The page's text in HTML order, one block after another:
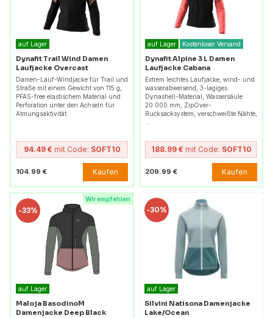
auf Lager
Dynafit Trail Wind Damen
Laufjacke Overcast
Damen-Lauf-Windjacke für Trail und
Straße mit einem Gewicht von 115 g,
PFAS-free elastischem Material und
Perforation unter den Achseln für
Atmungsaktivität.
94.49 € mit Code: SOFT10
104.99 € Kaufen
auf Lager Kostenloser Versand
Dynafit Alpine 3 L Damen
Laufjacke Cabana
Extrem leichtes Laufjacke, wind- und
wasserabweisend, 3-lagiges
Dynashell-Material, Wassersäule
20.000 mm, ZipOver-
Rucksacksystem, verschweißte Nähte,
188.99 € mit Code: SOFT10
209.99 € Kaufen
Wir empfehlen
-33%
auf Lager
Maloja BasodinoM
Damenjacke Deep Black
-30%
auf Lager
Silvini Natisona Damenjacke
Lake/Ocean